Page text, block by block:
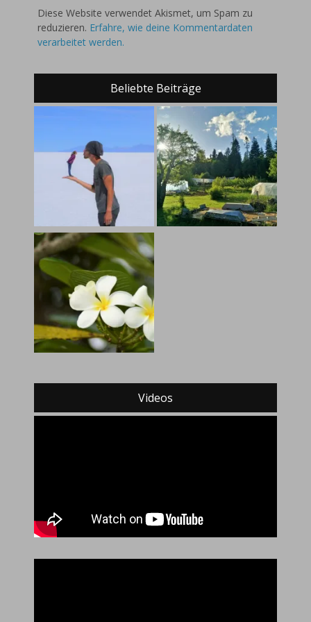
Diese Website verwendet Akismet, um Spam zu
reduzieren. Erfahre, wie deine Kommentardaten
verarbeitet werden.
Beliebte Beiträge
Videos